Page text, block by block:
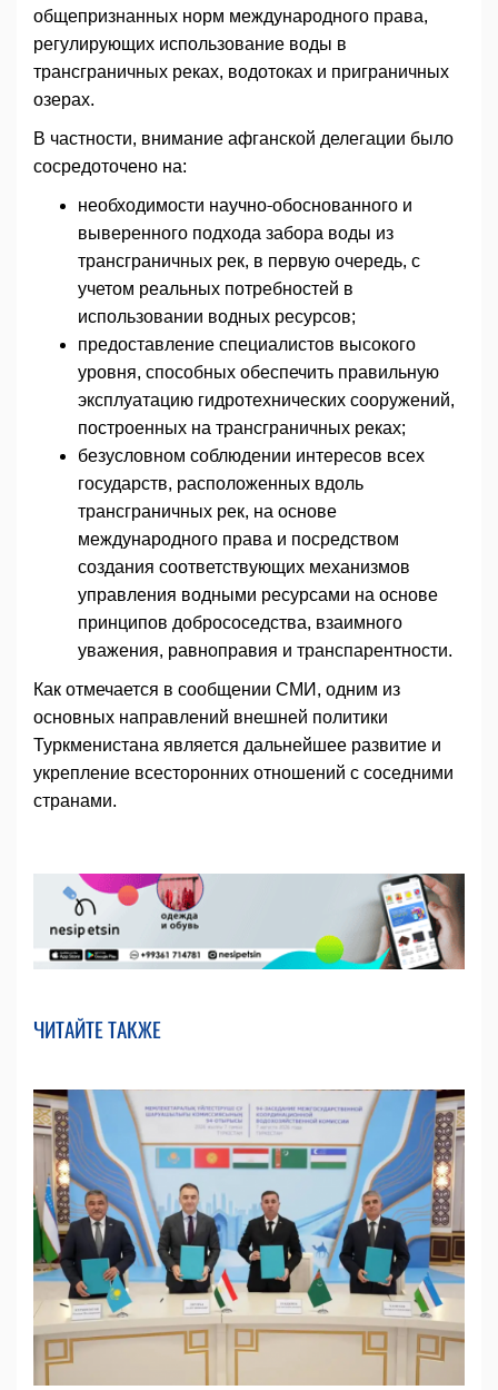
общепризнанных норм международного права,
регулирующих использование воды в
трансграничных реках, водотоках и приграничных
озерах.
В частности, внимание афганской делегации было
сосредоточено на:
необходимости научно-обоснованного и
выверенного подхода забора воды из
трансграничных рек, в первую очередь, с
учетом реальных потребностей в
использовании водных ресурсов;
предоставление специалистов высокого
уровня, способных обеспечить правильную
эксплуатацию гидротехнических сооружений,
построенных на трансграничных реках;
безусловном соблюдении интересов всех
государств, расположенных вдоль
трансграничных рек, на основе
международного права и посредством
создания соответствующих механизмов
управления водными ресурсами на основе
принципов добрососедства, взаимного
уважения, равноправия и транспарентности.
Как отмечается в сообщении СМИ, одним из
основных направлений внешней политики
Туркменистана является дальнейшее развитие и
укрепление всесторонних отношений с соседними
странами.
ЧИТАЙТЕ ТАКЖЕ